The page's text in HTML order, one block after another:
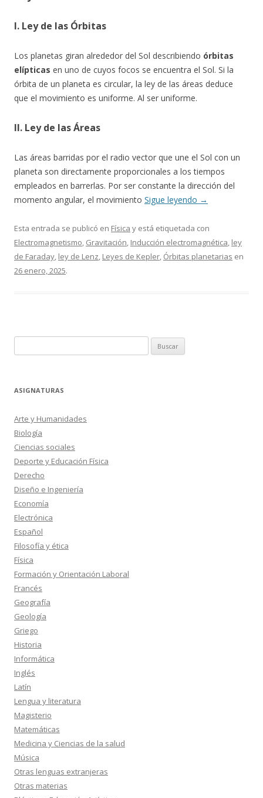
I. Ley de las Órbitas
Los planetas giran alrededor del Sol describiendo órbitas
elípticas en uno de cuyos focos se encuentra el Sol. Si la
órbita de un planeta es circular, la ley de las áreas deduce
que el movimiento es uniforme. Al ser uniforme.
II. Ley de las Áreas
Las áreas barridas por el radio vector que une el Sol con un
planeta son directamente proporcionales a los tiempos
empleados en barrerlas. Por ser constante la dirección del
momento angular, el movimiento Sigue leyendo →
Esta entrada se publicó en Física y está etiquetada con
Electromagnetismo, Gravitación, Inducción electromagnética, ley
de Faraday, ley de Lenz, Leyes de Kepler, Órbitas planetarias en
26 enero, 2025.
ASIGNATURAS
Arte y Humanidades
Biología
Ciencias sociales
Deporte y Educación Física
Derecho
Diseño e Ingeniería
Economía
Electrónica
Español
Filosofía y ética
Física
Formación y Orientación Laboral
Francés
Geografía
Geología
Griego
Historia
Informática
Inglés
Latín
Lengua y literatura
Magisterio
Matemáticas
Medicina y Ciencias de la salud
Música
Otras lenguas extranjeras
Otras materias